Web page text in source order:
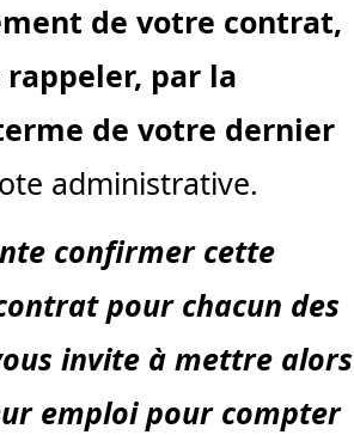
de votre contrat,
rappeler, par la
de votre dernier
administrative.
confirmer cette
pour chacun des
invite à mettre alors
emploi pour compter